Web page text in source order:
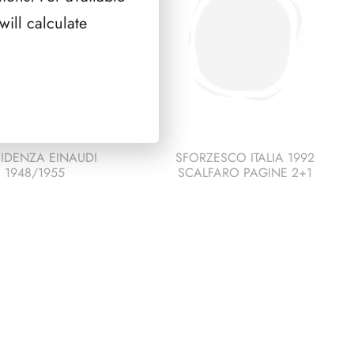
EINAUDI
1948/1955
SFORZESCO ITALIA 1992
SCALFARO PAGINE 2+1
calculate